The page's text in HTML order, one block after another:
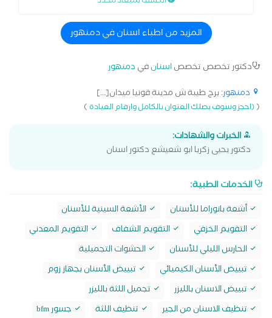
المزيد من اطباء اسنان في دمنهور
دكتور تخصص تخصصاسنانفي دمنهور
دمنهور: برج طيبة ش مدينة قونيا ميدان[...]
((احجز وسوف يصلك العنوان بالكامل وارقام العيادة)
الخبرات والشهادات:
دكتور يحيى زكريا ابو شعيشع دكتور اسنان
الخدمات الطبية:
أشعة بانوراما للأسنان
الأشعة السينية للأسنان
التقويم الخزفي
التقويم الشفاف
التقويم المعدني
الحارس الليلي للأسنان
الحشوات التجميلية
تبييض الأسنان الكيميائي
تبييض الأسنان بجهاز زوم
تبييض الاسنان بالليزر
تجميل اللثة بالليزر
تنظيف الاسنان من الجير
تنظيف اللثة
جسور bfm